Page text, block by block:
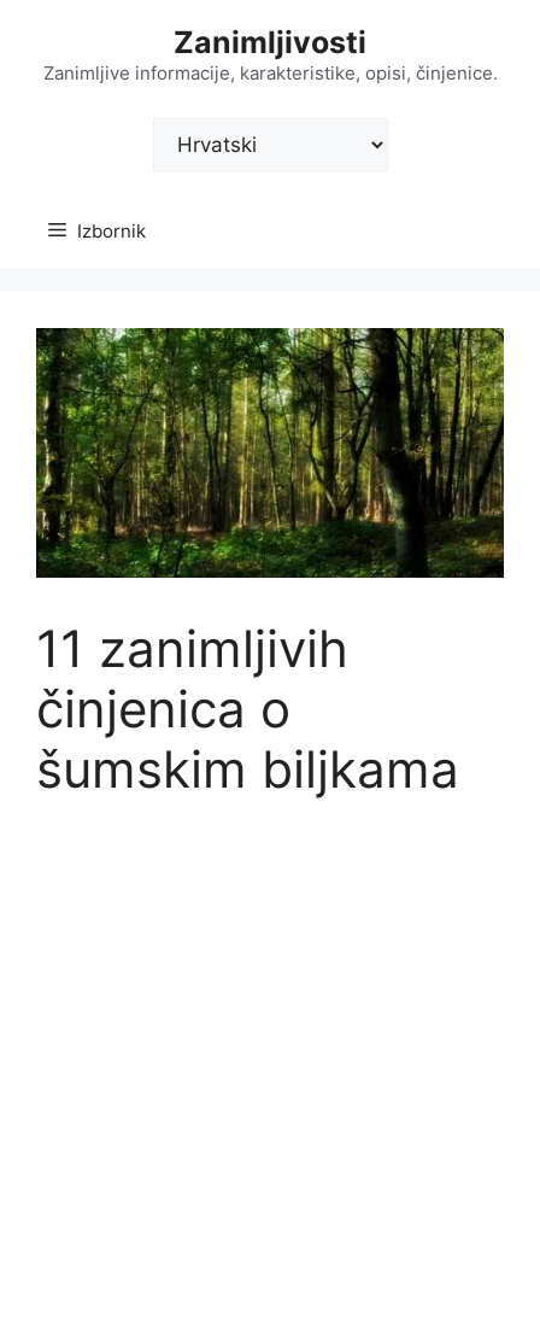
sadržaj
Zanimljivosti
Zanimljive informacije, karakteristike, opisi, činjenice.
Odaberite
Izbornik
11 zanimljivih
činjenica o
šumskim biljkama